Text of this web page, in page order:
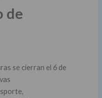
de
se cierran el 6 de